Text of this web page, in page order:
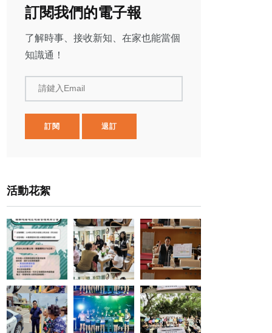
訂閱我們的電子報
了解時事、接收新知、在家也能當個
知識通！
請鍵入Email
訂閱 退訂
活動花絮